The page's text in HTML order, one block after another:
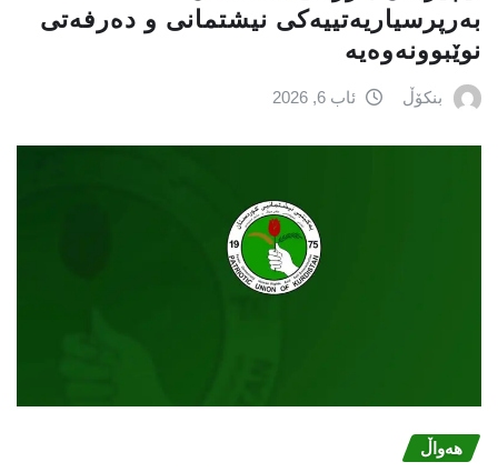
بەرپرسیاريه‌تییەکی نیشتمانى و دەرفەتی
نوێبوونەوەیە
بنکۆڵ ئاب 6, 2026
هەواڵ